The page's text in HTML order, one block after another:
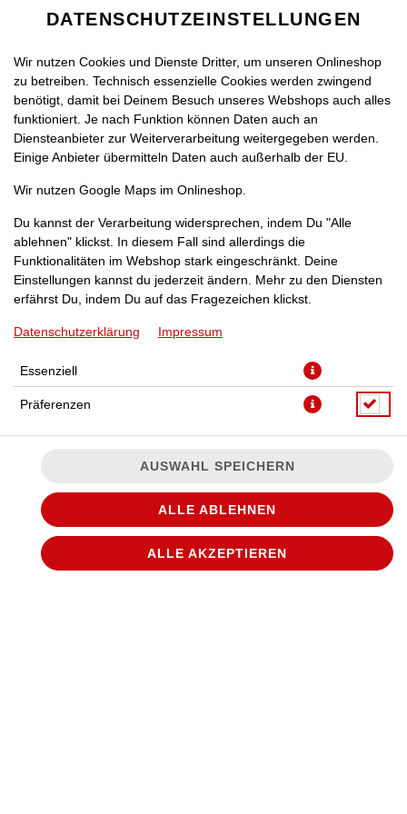
PIZZA BACON [32]
mit Bacon-Würfeln, Ei, Sauce Hollandaise und Zwiebeln
JETZT BESTELLEN
DATENSCHUTZEINSTELLUNGEN
Wir nutzen Cookies und Dienste Dritter, um unseren Onlineshop
zu betreiben. Technisch essenzielle Cookies werden zwingend
benötigt, damit bei Deinem Besuch unseres Webshops auch alles
funktioniert. Je nach Funktion können Daten auch an
Diensteanbieter zur Weiterverarbeitung weitergegeben werden.
Einige Anbieter übermitteln Daten auch außerhalb der EU.
Wir nutzen Google Maps im Onlineshop.
Du kannst der Verarbeitung widersprechen, indem Du "Alle
ablehnen" klickst. In diesem Fall sind allerdings die
Funktionalitäten im Webshop stark eingeschränkt. Deine
Einstellungen kannst du jederzeit ändern. Mehr zu den Diensten
erfährst Du, indem Du auf das Fragezeichen klickst.
Datenschutzerklärung Impressum
Essenziell
Präferenzen
AUSWAHL SPEICHERN
ALLE ABLEHNEN
ALLE AKZEPTIEREN